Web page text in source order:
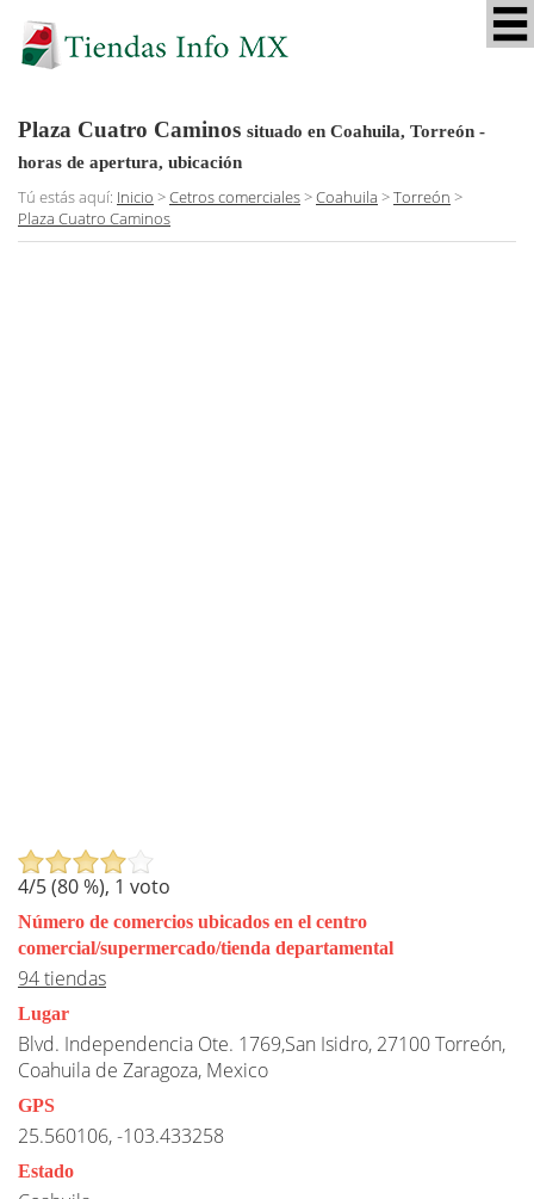
Plaza Cuatro Caminos situado en Coahuila, Torreón -
horas de apertura, ubicación
Tú estás aquí: Inicio >Cetros comerciales>Coahuila >Torreón >
Plaza Cuatro Caminos
4/5 (80%), 1 voto
Número de comercios ubicados en el centro
comercial/supermercado/tienda departamental
94 tiendas
Lugar
Blvd. Independencia Ote. 1769,San Isidro, 27100 Torreón,
Coahuila de Zaragoza, Mexico
GPS
25.560106, -103.433258
Estado